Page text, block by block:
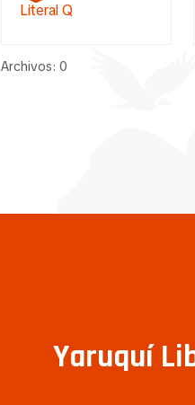
Literal Q
Archivos: 0
Yaruquí